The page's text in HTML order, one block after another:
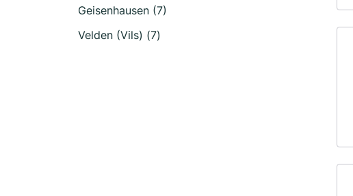
Geisenhausen (7)
Velden (Vils) (7)